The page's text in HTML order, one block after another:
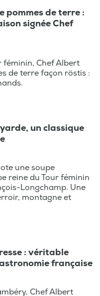
cuisine française,
recettes, le Tour
de France, le
régions de France,
spécialités
Lille, les
du chef.
pommes de terre :
signée Chef
féminin, Chef Albert
de terre façon röstis :
un classique
une soupe
reine du Tour féminin
Longchamp. Une
montagne et
: véritable
française
Chef Albert